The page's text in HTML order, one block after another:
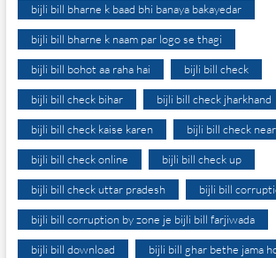
bijli bill bharne k baad bhi banaya bakayedar
bijli bill bharne k naam par logo se thagi
bijli bill bohot aa raha hai bijli bill check
bijli bill check bihar bijli bill check jharkhand
bijli bill check kaise karen bijli bill check
bijli bill check online bijli bill check up
bijli bill check uttar pradesh bijli bill
bijli bill corruption by zone je bijli bill farjiwada
bijli bill download bijli bill ghar bethe jama